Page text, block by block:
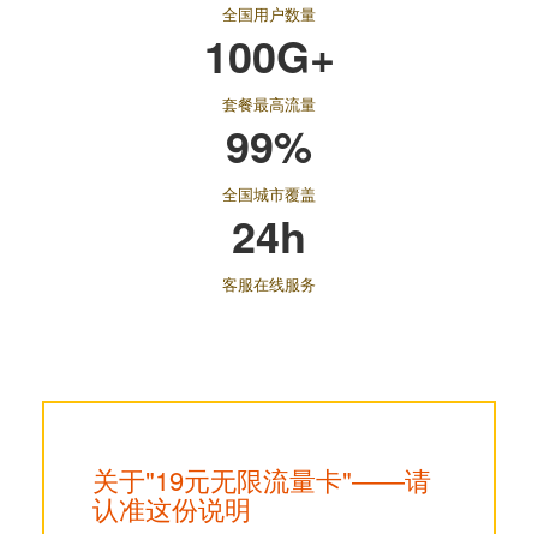
全国用户数量
100G+
套餐最高流量
99%
全国城市覆盖
24h
客服在线服务
关于"19元无限流量卡"——请
认准这份说明